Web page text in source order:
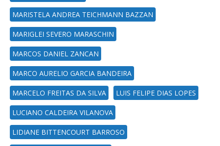
MARISTELA ANDREA TEICHMANN BAZZAN
MARIGLEI SEVERO MARASCHIN
MARCOS DANIEL ZANCAN
MARCO AURELIO GARCIA BANDEIRA
MARCELO FREITAS DA SILVA LUIS FELIPE DIAS LOPES
LUCIANO CALDEIRA VILANOVA
LIDIANE BITTENCOURT BARROSO